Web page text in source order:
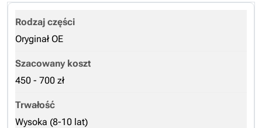
Oryginał OE
450 - 700 zł
Wysoka (8-10 lat)